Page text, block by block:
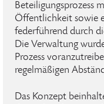
Beteiligungsprozess
Öffentlichkeit sowie
federführend durch
Die Verwaltung
Prozess
regelmäßigen
Das Konzept